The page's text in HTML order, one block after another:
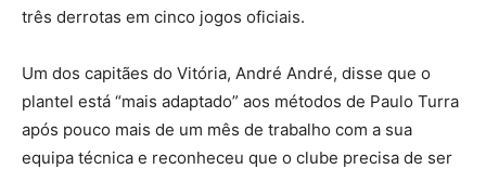
três derrotas em cinco jogos oficiais.
Um dos capitães do Vitória, André André, disse que o
plantel está “mais adaptado” aos métodos de Paulo Turra
após pouco mais de um mês de trabalho com a sua
equipa técnica e reconheceu que o clube precisa de ser